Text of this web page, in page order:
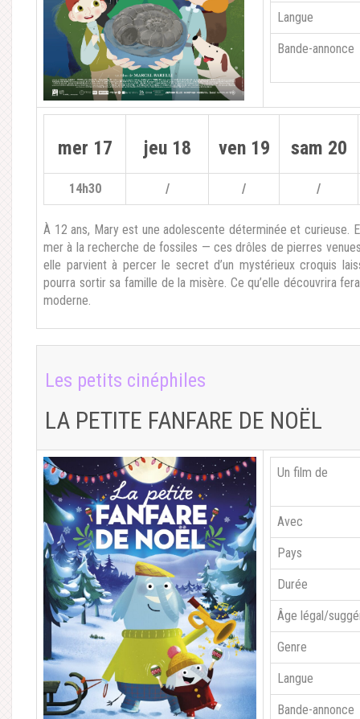
Langue
Bande-annonce
mer 17 jeu 18 ven 19 sam 20
14h30 / / /
À 12 ans, Mary est une adolescente déterminée et curieuse.
mer à la recherche de fossiles — ces drôles de pierres
elle parvient à percer le secret d’un mystérieux croquis
pourra sortir sa famille de la misère. Ce qu’elle découvrira
moderne.
Les petits cinéphiles
LA PETITE FANFARE DE NOËL
Un film de
Avec
Pays
Durée
Âge légal/
Genre
Langue
Bande-annonce